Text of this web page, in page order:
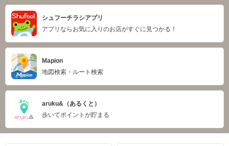
シュフーチラシアプリ
アプリならお気に入りのお店がすぐに見つかる！
Mapion
地図検索・ルート検索
aruku&（あるくと）
歩いてポイントが貯まる